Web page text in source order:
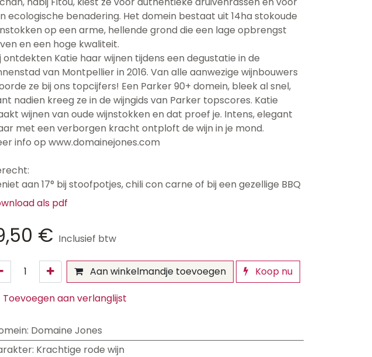
ecologische benadering. Het domein bestaat uit 14ha stokoude
op een arme, hellende grond die een lage opbrengst
en een hoge kwaliteit.
ontdekten Katie haar wijnen tijdens een degustatie in de
van Montpellier in 2016. Van alle aanwezige wijnbouwers
ze bij ons topcijfers! Een Parker 90+ domein, bleek al snel,
nadien kreeg ze in de wijngids van Parker topscores. Katie
wijnen van oude wijnstokken en dat proef je. Intens, elegant
met een verborgen kracht ontploft de wijn in je mond.
info op www.domainejones.com
aan 17° bij stoofpotjes, chili con carne of bij een gezellige BBQ
als pdf
€ Inclusief btw
Aan winkelmandje toevoegen
Koop nu
Toevoegen aan verlanglijst
: Domaine Jones
: Krachtige rode wijn